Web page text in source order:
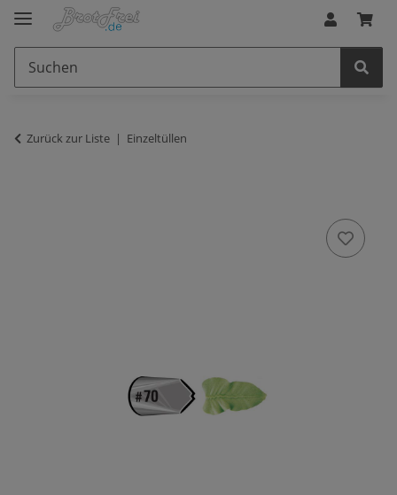
Zurück zur Liste Einzeltüllen